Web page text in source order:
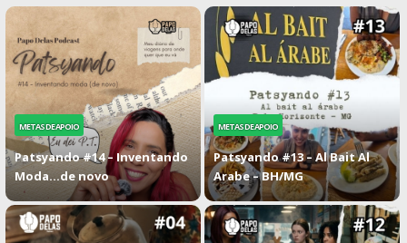
METAS DE APOIO
Patsyando #14 – Inventando
Moda…de novo
METAS DE APOIO
Patsyando #13 – Al Bait Al
Arabe – BH/MG